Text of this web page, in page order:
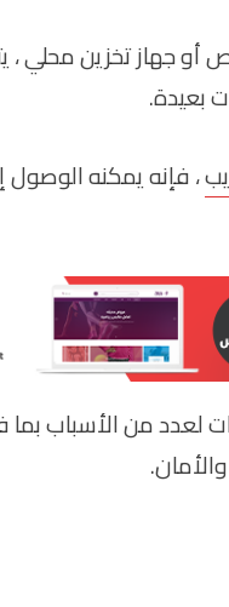
جهاز تخزين محلي ،
بعيدة.
، فإنه يمكنه الوصول
لعدد من الأسباب